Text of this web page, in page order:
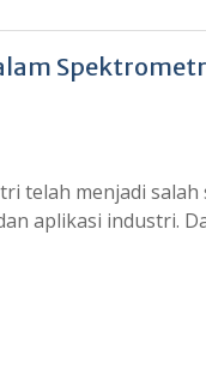
telah menjadi
aplikasi industri.